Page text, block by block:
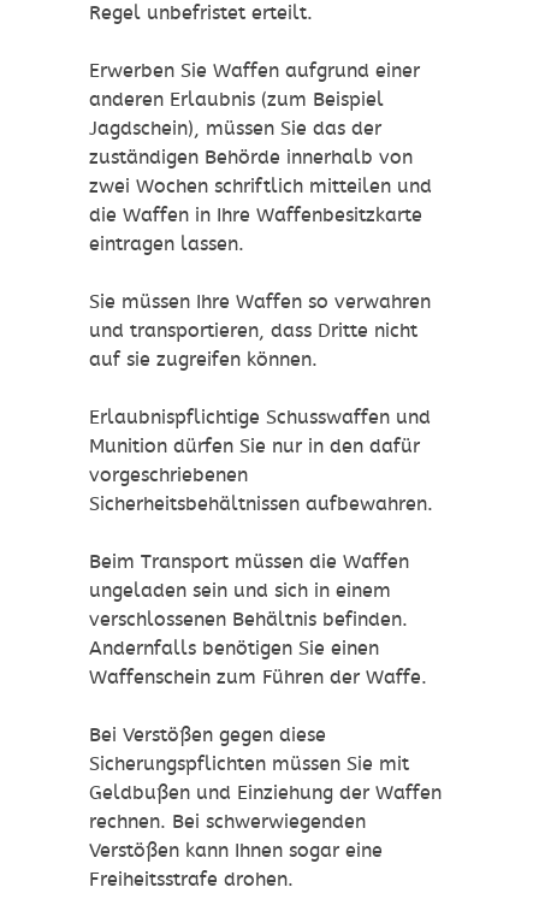
Regel unbefristet erteilt.
Erwerben Sie Waffen aufgrund einer
anderen Erlaubnis (zum Beispiel
Jagdschein), müssen Sie das der
zuständigen Behörde innerhalb von
zwei Wochen schriftlich mitteilen und
die Waffen in Ihre Waffenbesitzkarte
eintragen lassen.
Sie müssen Ihre Waffen so verwahren
und transportieren, dass Dritte nicht
auf sie zugreifen können.
Erlaubnispflichtige Schusswaffen und
Munition dürfen Sie nur in den dafür
vorgeschriebenen
Sicherheitsbehältnissen aufbewahren.
Beim Transport müssen die Waffen
ungeladen sein und sich in einem
verschlossenen Behältnis befinden.
Andernfalls benötigen Sie einen
Waffenschein zum Führen der Waffe.
Bei Verstößen gegen diese
Sicherungspflichten müssen Sie mit
Geldbußen und Einziehung der Waffen
rechnen. Bei schwerwiegenden
Verstößen kann Ihnen sogar eine
Freiheitsstrafe drohen.